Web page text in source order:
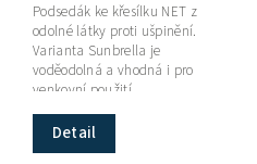
Detail
Podsedák ke křesílku NET z
odolné látky proti ušpinění.
Varianta Sunbrella je
voděodolná a vhodná i pro
venkovní použití.